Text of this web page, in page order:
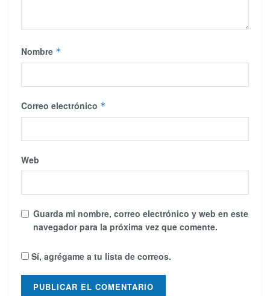
Nombre *
Correo electrónico *
Web
Guarda mi nombre, correo electrónico y web en este
navegador para la próxima vez que comente.
Sí, agrégame a tu lista de correos.